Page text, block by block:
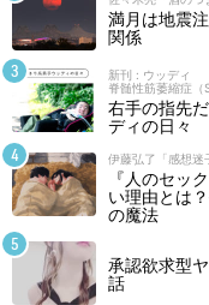
満月は地震
関係
新刊 : ウッディ
脊髄性筋萎縮症
右手の指先
ディの日々
伊藤弘了「感想迷
『人のセッ
い理由とは
の魔法
承認欲求型
話